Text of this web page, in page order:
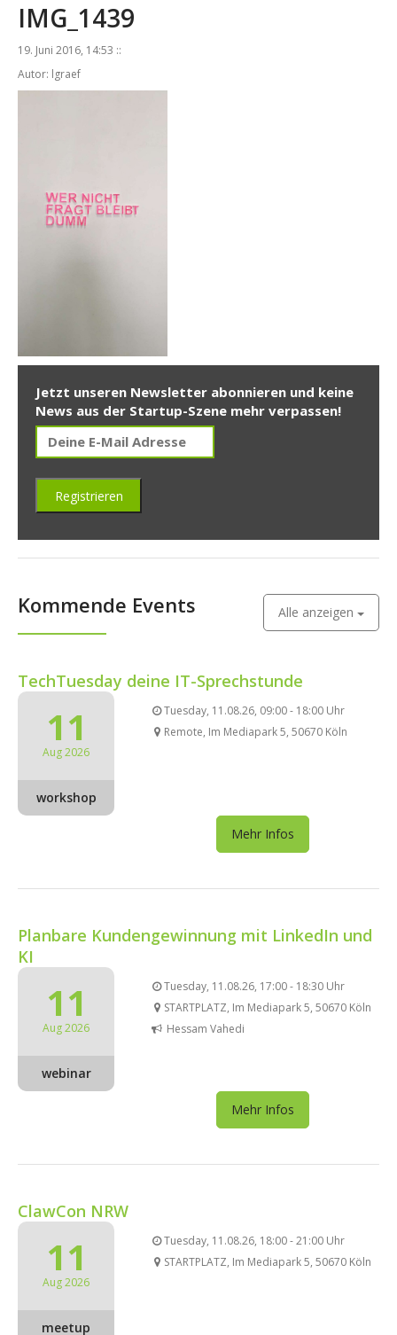
IMG_1439
19. Juni 2016, 14:53 ::
Autor: lgraef
Jetzt unseren Newsletter abonnieren und keine
News aus der Startup-Szene mehr verpassen!
Kommende Events Alle anzeigen
TechTuesday deine IT-Sprechstunde
11
Aug 2026
workshop
Tuesday, 11.08.26, 09:00 - 18:00 Uhr
Remote, Im Mediapark 5, 50670 Köln
Mehr Infos
Planbare Kundengewinnung mit LinkedIn und
KI
11
Aug 2026
webinar
Tuesday, 11.08.26, 17:00 - 18:30 Uhr
STARTPLATZ, Im Mediapark 5, 50670 Köln
Hessam Vahedi
Mehr Infos
ClawCon NRW
11
Aug 2026
meetup
Tuesday, 11.08.26, 18:00 - 21:00 Uhr
STARTPLATZ, Im Mediapark 5, 50670 Köln